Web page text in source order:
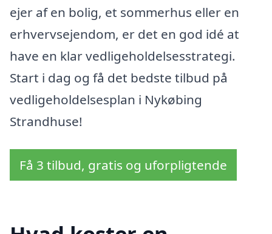
ejer af en bolig, et sommerhus eller en
erhvervsejendom, er det en god idé at
have en klar vedligeholdelsesstrategi.
Start i dag og få det bedste tilbud på
vedligeholdelsesplan i Nykøbing
Strandhuse!
Få 3 tilbud, gratis og uforpligtende